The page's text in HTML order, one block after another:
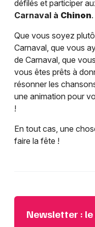
défilés et participer
Carnaval à Chinon.
Que vous soyez
Carnaval, que vous
de Carnaval, que
vous êtes prêts à
résonner les
une animation pour
!
En tout cas, une
faire la fête !
Newsletter :